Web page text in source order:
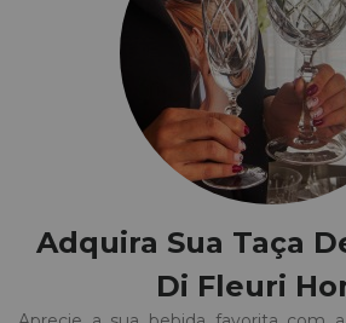
Adquira Sua Taça
Di Fleuri